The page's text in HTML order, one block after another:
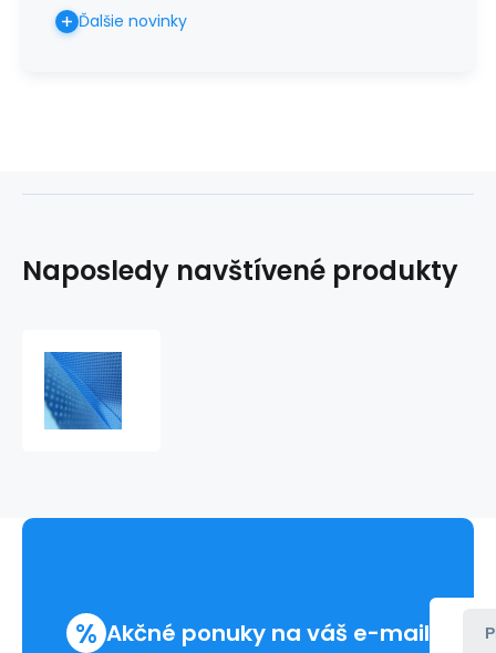
Ďalšie novinky
Naposledy navštívené produkty
60
modrý
% Akčné ponuky na váš e-mail